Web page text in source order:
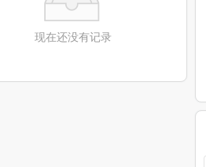
现在还没有记录